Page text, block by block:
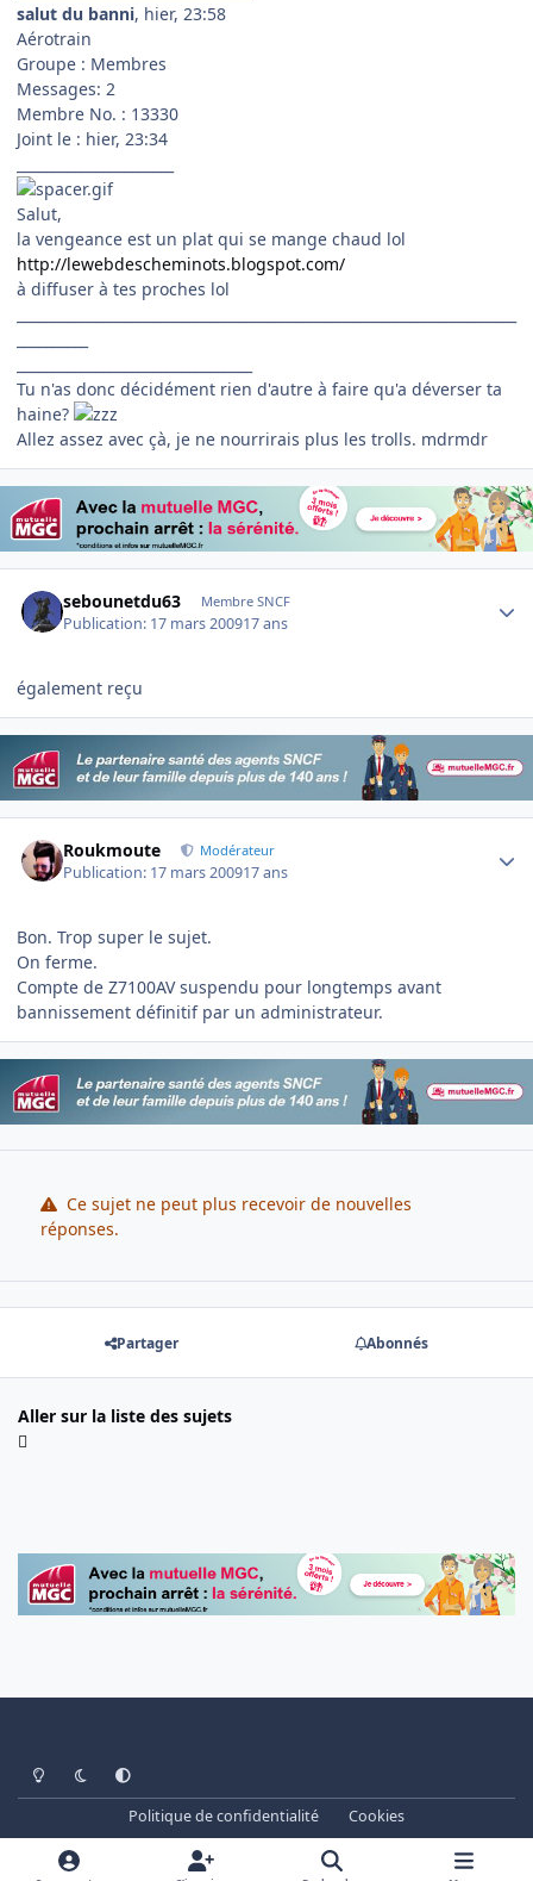
salut du banni, hier, 23:58
Aérotrain
Groupe : Membres
Messages: 2
Membre No. : 13330
Joint le : hier, 23:34
Salut,
la vengeance est un plat qui se mange chaud lol
http://lewebdescheminots.blogspot.com/
à diffuser à tes proches lol
Tu n'as donc décidément rien d'autre à faire qu'a déverser ta
haine?
Allez assez avec çà, je ne nourrirais plus les trolls. mdrmdr
sebounetdu63 Membre SNCF
Publication: 17 mars 200917 ans
également reçu
Roukmoute Modérateur
Publication: 17 mars 200917 ans
Bon. Trop super le sujet.
On ferme.
Compte de Z7100AV suspendu pour longtemps avant
bannissement définitif par un administrateur.
Ce sujet ne peut plus recevoir de nouvelles
réponses.
Partager Abonnés
Aller sur la liste des sujets
Light ModeDark ModeSystem Preference
Politique de confidentialité
Cookies
www.cheminots.net - Forum Libre depuis 2003
Powered by
Invision Community